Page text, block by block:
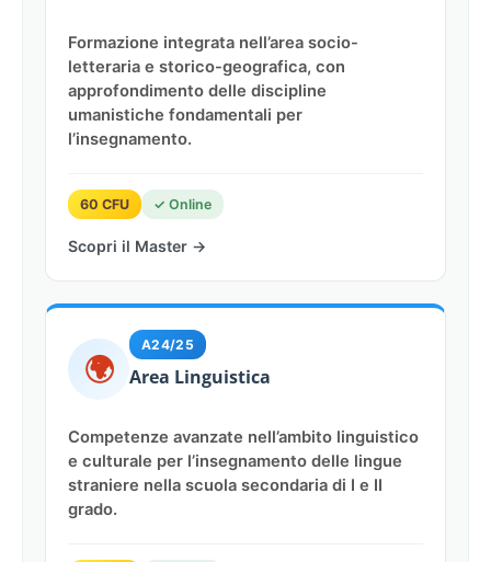
Formazione integrata nell’area socio-
letteraria e storico-geografica, con
approfondimento delle discipline
umanistiche fondamentali per
l’insegnamento.
60 CFU ✓ Online
Scopri il Master →
🌍
A24/25
Area Linguistica
Competenze avanzate nell’ambito linguistico
e culturale per l’insegnamento delle lingue
straniere nella scuola secondaria di I e II
grado.